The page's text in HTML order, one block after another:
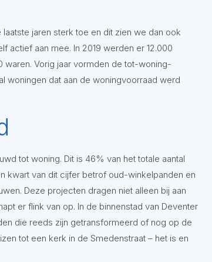
jaren sterk toe en dit zien we dan ook
actief aan mee. In 2019 werden er 12.000
waren. Vorig jaar vormden de tot-woning-
woningen dat aan de woningvoorraad werd
tot woning. Dit is 46% van het totale aantal
kwart van dit cijfer betrof oud-winkelpanden en
Deze projecten dragen niet alleen bij aan
er flink van op. In de binnenstad van Deventer
die reeds zijn getransformeerd of nog op de
tot een kerk in de Smedenstraat – het is en